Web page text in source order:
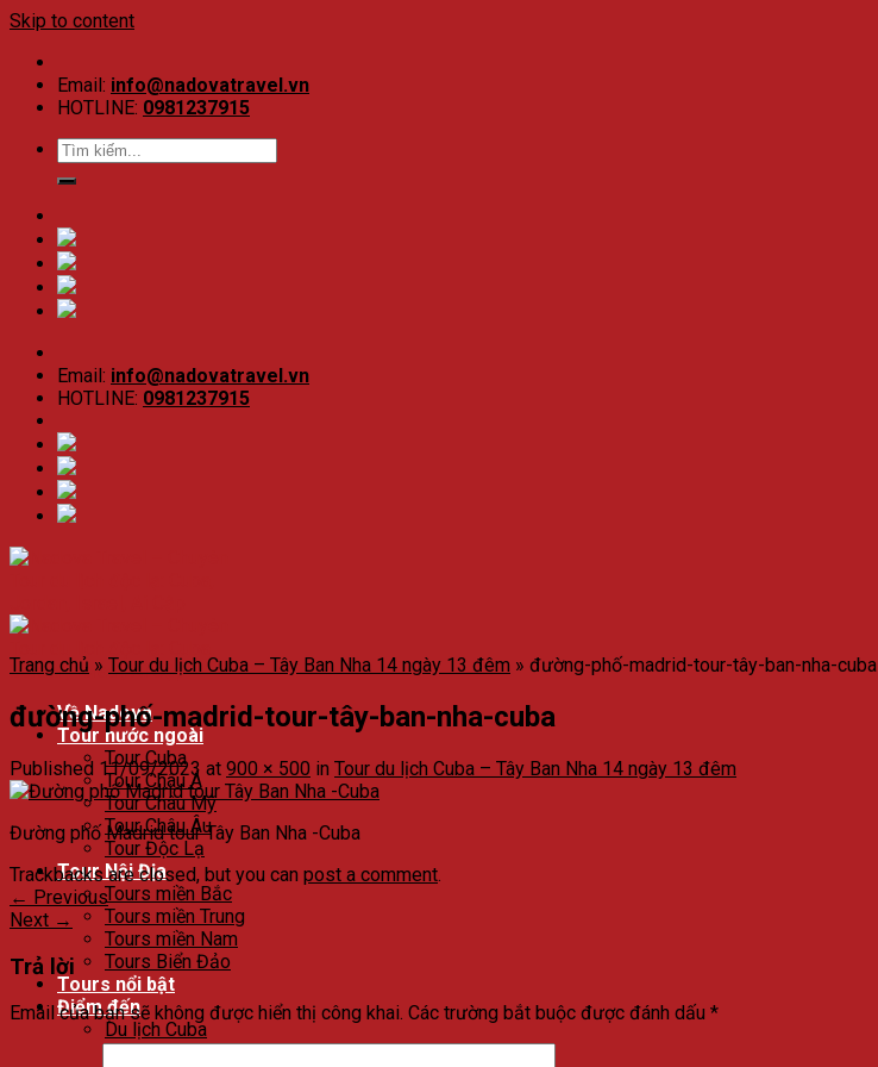
Skip to content
Email: info@nadovatravel.vn
HOTLINE: 0981237915
Email: info@nadovatravel.vn
HOTLINE: 0981237915
Về Nadova
Tour nước ngoài
Tour Cuba
Tour Châu Á
Tour Châu Mỹ
Tour Châu Âu
Tour Độc Lạ
Tour Nội Địa
Tours miền Bắc
Tours miền Trung
Tours miền Nam
Tours Biển Đảo
Tours nổi bật
Điểm đến
Du lịch Cuba
Du lịch Havana
Trang chủ » Tour du lịch Cuba – Tây Ban Nha 14 ngày 13 đêm » đường-phố-madrid-tour-tây-ban-nha-cuba
đường-phố-madrid-tour-tây-ban-nha-cuba
Published 11/09/2023 at 900 × 500 in Tour du lịch Cuba – Tây Ban Nha 14 ngày 13 đêm
Đường phố Madrid tour Tây Ban Nha -Cuba
Trackbacks are closed, but you can post a comment.
← Previous
Next →
Trả lời
Email của bạn sẽ không được hiển thị công khai. Các trường bắt buộc được đánh dấu *